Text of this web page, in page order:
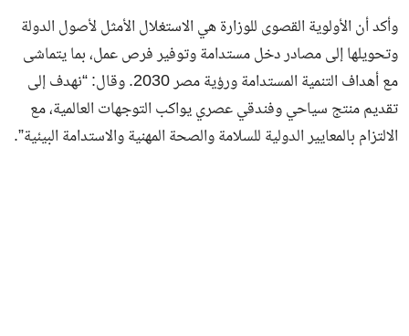
وأكد أن الأولوية القصوى للوزارة هي الاستغلال الأمثل لأصول الدولة
وتحويلها إلى مصادر دخل مستدامة وتوفير فرص عمل، بما يتماشى
مع أهداف التنمية المستدامة ورؤية مصر 2030. وقال: “نهدف إلى
تقديم منتج سياحي وفندقي عصري يواكب التوجهات العالمية، مع
الالتزام بالمعايير الدولية للسلامة والصحة المهنية والاستدامة البيئية”.